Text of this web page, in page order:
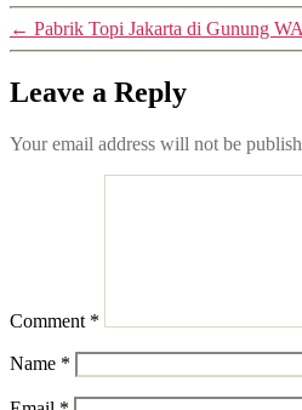
← Pabrik Topi Jakarta di Gunung
Leave a Reply
Your email address will not be
Comment *
Name *